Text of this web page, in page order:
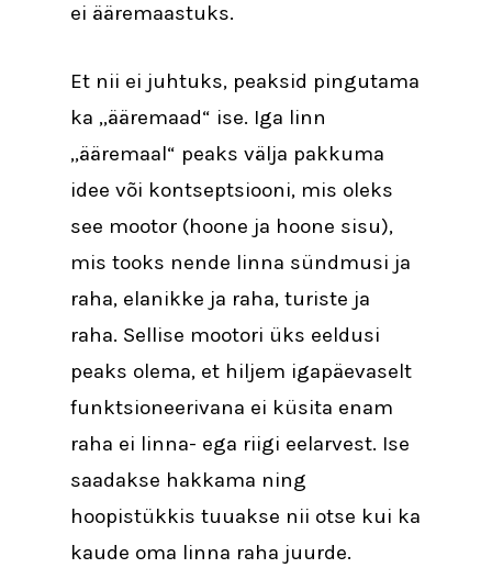
ei ääremaastuks.
Et nii ei juhtuks, peaksid pingutama
ka „ääremaad“ ise. Iga linn
„ääremaal“ peaks välja pakkuma
idee või kontseptsiooni, mis oleks
see mootor (hoone ja hoone sisu),
mis tooks nende linna sündmusi ja
raha, elanikke ja raha, turiste ja
raha. Sellise mootori üks eeldusi
peaks olema, et hiljem igapäevaselt
funktsioneerivana ei küsita enam
raha ei linna- ega riigi eelarvest. Ise
saadakse hakkama ning
hoopistükkis tuuakse nii otse kui ka
kaude oma linna raha juurde.